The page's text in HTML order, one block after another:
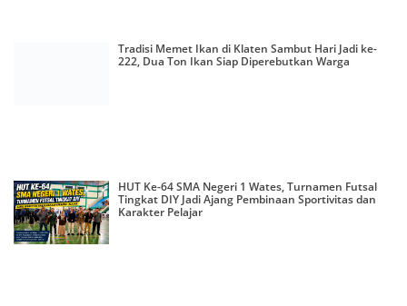
Tradisi Memet Ikan di Klaten Sambut Hari Jadi ke-
222, Dua Ton Ikan Siap Diperebutkan Warga
HUT Ke-64 SMA Negeri 1 Wates, Turnamen Futsal
Tingkat DIY Jadi Ajang Pembinaan Sportivitas dan
Karakter Pelajar